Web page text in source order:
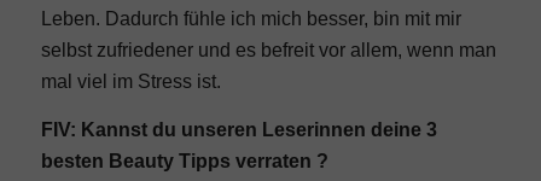
Leben. Dadurch fühle ich mich besser, bin mit mir
selbst zufriedener und es befreit vor allem, wenn man
mal viel im Stress ist.
FIV: Kannst du unseren Leserinnen deine 3
besten Beauty Tipps verraten ?